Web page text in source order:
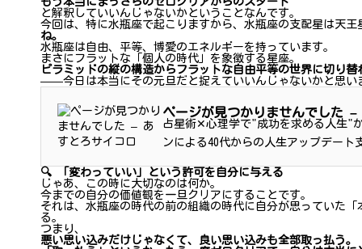
と解釈していいんじゃないかということなんです。
今回は、特に水瓶座で起こりますから、水瓶座の支配星は天
ね。
水瓶座は自由、平等、博愛のエネルギーを持っています。
まさにフラットな「個人の時代」を象徴する星座。
ピラミッドの縦の構造からフラットな自由平等の世界に切り替
——今日は本当にその元旦だと捉えていいんじゃないかと思い
ページが見つかりませんでした
占星術✕心理学で"成功を求める人生"
ンによる40代からの人生アップデート
🔍 「変わっていい」という許可を自分に与える
じゃあ、この時に大切なのは何か。
今までの自分の価値観を一旦クリアにすることです。
それは、水瓶座の時代の前の組織の時代に自分が思っていた
る。
つまり、
悪い思い込みだけじゃなくて、良い思い込みも全部取っ払う。